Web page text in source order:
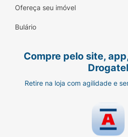
Ofereça seu imóvel
Bulário
Compre pelo site,
Drogatel
Retire na loja com agilidade e